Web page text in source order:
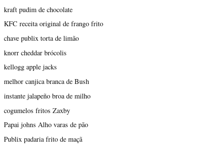
kraft pudim de chocolate
KFC receita original de frango frito
chave publix torta de limão
knorr cheddar brócolis
kellogg apple jacks
melhor canjica branca de Bush
instante jalapeño broa de milho
cogumelos fritos Zaxby
Papai johns Alho varas de pão
Publix padaria frito de maçã